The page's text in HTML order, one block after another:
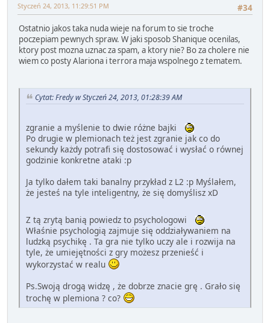
#34
Styczeń 24, 2013, 11:29:51 PM
Ostatnio jakos taka nuda wieje na forum to sie troche
poczepiam pewnych spraw. W jaki sposob Shanique ocenilas,
ktory post mozna uznac za spam, a ktory nie? Bo za cholere nie
wiem co posty Alariona i terrora maja wspolnego z tematem.
Cytat: Fredy w Styczeń 24, 2013, 01:28:39 AM
zgranie a myślenie to dwie różne bajki
Po drugie w plemionach też jest zgranie jak co do
sekundy każdy potrafi się dostosować i wysłać o równej
godzinie konkretne ataki :p
Ja tylko dałem taki banalny przykład z L2 :p Myślałem,
że jesteś na tyle inteligentny, że się domyślisz xD
Z tą zrytą banią powiedz to psychologowi
Właśnie psychologią zajmuje się oddziaływaniem na
ludzką psychikę . Ta gra nie tylko uczy ale i rozwija na
tyle, że umiejętności z gry możesz przenieść i
wykorzystać w realu
Ps.Swoją drogą widzę , że dobrze znacie grę . Grało się
trochę w plemiona ? co?